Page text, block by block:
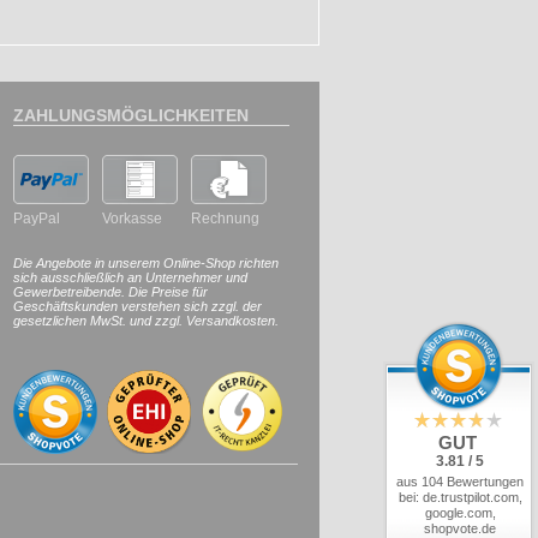
ZAHLUNGSMÖGLICHKEITEN
PayPal Vorkasse Rechnung
Die Angebote in unserem Online-Shop richten
sich ausschließlich an Unternehmer und
Gewerbetreibende. Die Preise für
Geschäftskunden verstehen sich zzgl. der
gesetzlichen MwSt. und zzgl. Versandkosten.
GUT
3.81 / 5
aus 104 Bewertungen
bei: de.trustpilot.com,
google.com,
shopvote.de